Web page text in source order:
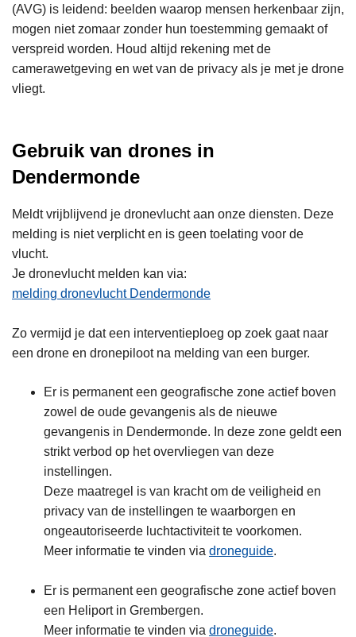
(AVG) is leidend: beelden waarop mensen herkenbaar zijn,
mogen niet zomaar zonder hun toestemming gemaakt of
verspreid worden. Houd altijd rekening met de
camerawetgeving en wet van de privacy als je met je drone
vliegt.
Gebruik van drones in
Dendermonde
Meldt vrijblijvend je dronevlucht aan onze diensten. Deze
melding is niet verplicht en is geen toelating voor de
vlucht.
Je dronevlucht melden kan via:
melding dronevlucht Dendermonde
Zo vermijd je dat een interventieploeg op zoek gaat naar
een drone en dronepiloot na melding van een burger.
Er is permanent een geografische zone actief boven
zowel de oude gevangenis als de nieuwe
gevangenis in Dendermonde. In deze zone geldt een
strikt verbod op het overvliegen van deze
instellingen.
Deze maatregel is van kracht om de veiligheid en
privacy van de instellingen te waarborgen en
ongeautoriseerde luchtactiviteit te voorkomen.
Meer informatie te vinden via droneguide.
Er is permanent een geografische zone actief boven
een Heliport in Grembergen.
Meer informatie te vinden via droneguide.